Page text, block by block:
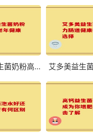
荷兰中老年益生菌奶粉高硒 助力中老年健康的优质选择